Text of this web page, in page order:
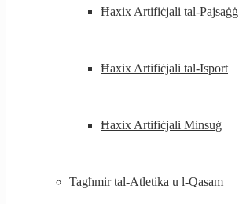
Ħaxix Artifiċjali tal-Pajsaġġ
Ħaxix Artifiċjali tal-Isport
Ħaxix Artifiċjali Minsuġ
Tagħmir tal-Atletika u l-Qasam